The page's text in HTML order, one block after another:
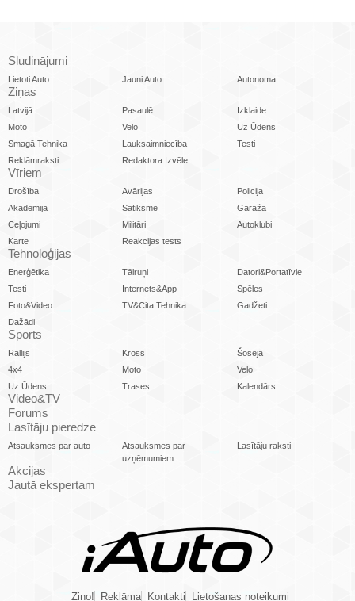
Sludinājumi
Lietoti Auto Jauni Auto Autonoma
Ziņas
Latvijā Pasaulē
Izklaide
Moto
Velo
Uz Ūdens
Smagā Tehnika
Lauksaimniecība
Testi
Reklāmraksti
Redaktora Izvēle
Vīriem
Drošība Avārijas
Policija
Akadēmija
Satiksme
Garāžā
Ceļojumi
Militāri
Autoklubi
Karte
Reakcijas tests
Tehnoloģijas
Enerģētika Tālruņi
Datori&Portatīvie
Testi
Internets&App
Spēles
Foto&Video
TV&Cita Tehnika
Gadžeti
Dažādi
Sports
Rallijs Kross
Šoseja
4x4
Moto
Velo
Uz Ūdens
Trases Kalendārs
Video&TV
Forums
Lasītāju pieredze
Atsauksmes par auto
Atsauksmes par
uzņēmumiem
Lasītāju raksti
Akcijas
Jautā ekspertam
Ziņo! Reklāma Kontakti Lietošanas noteikumi